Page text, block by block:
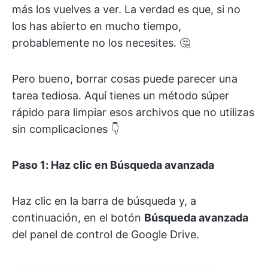
más los vuelves a ver. La verdad es que, si no
los has abierto en mucho tiempo,
probablemente no los necesites. 🤔
Pero bueno, borrar cosas puede parecer una
tarea tediosa. Aquí tienes un método súper
rápido para limpiar esos archivos que no utilizas
sin complicaciones 👇
Paso 1: Haz clic en Búsqueda avanzada
Haz clic en la barra de búsqueda y, a
continuación, en el botón Búsqueda avanzada
del panel de control de Google Drive.